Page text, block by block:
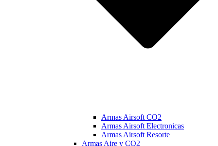
Armas Airsoft CO2
Armas Airsoft Electronicas
Armas Airsoft Resorte
Armas Aire y CO2